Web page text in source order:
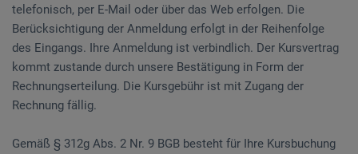
telefonisch, per E-Mail oder über das Web erfolgen. Die
Berücksichtigung der Anmeldung erfolgt in der Reihenfolge
des Eingangs. Ihre Anmeldung ist verbindlich. Der Kursvertrag
kommt zustande durch unsere Bestätigung in Form der
Rechnungserteilung. Die Kursgebühr ist mit Zugang der
Rechnung fällig.
Gemäß § 312g Abs. 2 Nr. 9 BGB besteht für Ihre Kursbuchung